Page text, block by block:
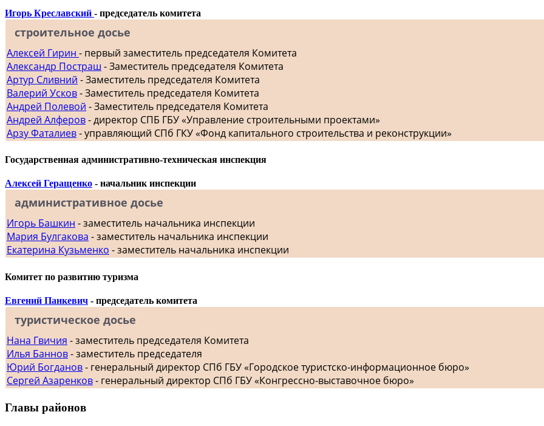
Игорь Креславский - председатель комитета
строительное досье
Алексей Гирин - первый заместитель председателя Комитета
Александр Постраш - Заместитель председателя Комитета
Артур Сливний - Заместитель председателя Комитета
Валерий Усков- Заместитель председателя Комитета
Андрей Полевой - Заместитель председателя Комитета
Андрей Алферов- директор СПБ ГБУ «Управление строительными проектами»
Арзу Фаталиев- управляющий СПб ГКУ «Фонд капитального строительства и реконструкции»
Государственная административно-техническая инспекция
Алексей Геращенко - начальник инспекции
административное досье
Игорь Башкин - заместитель начальника инспекции
Мария Булгакова - заместитель начальника инспекции
Екатерина Кузьменко - заместитель начальника инспекции
Комитет по развитию туризма
Евгений Панкевич - председатель комитета
туристическое досье
Нана Гвичия - заместитель председателя Комитета
Илья Баннов- заместитель председателя
Юрий Богданов- генеральный директор СПб ГБУ «Городское туристско-информационное бюро»
Сергей Азаренков- генеральный директор СПб ГБУ «Конгрессно-выставочное бюро»
Главы районов